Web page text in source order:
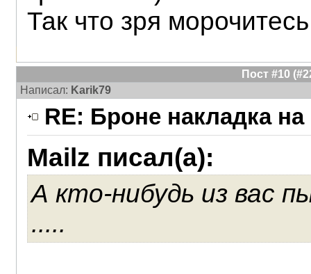
Так что зря
Пост #10
Написал: Karik79
RE: Броне накладка
Mailz писал(а):
А кто-нибудь из вас
.....